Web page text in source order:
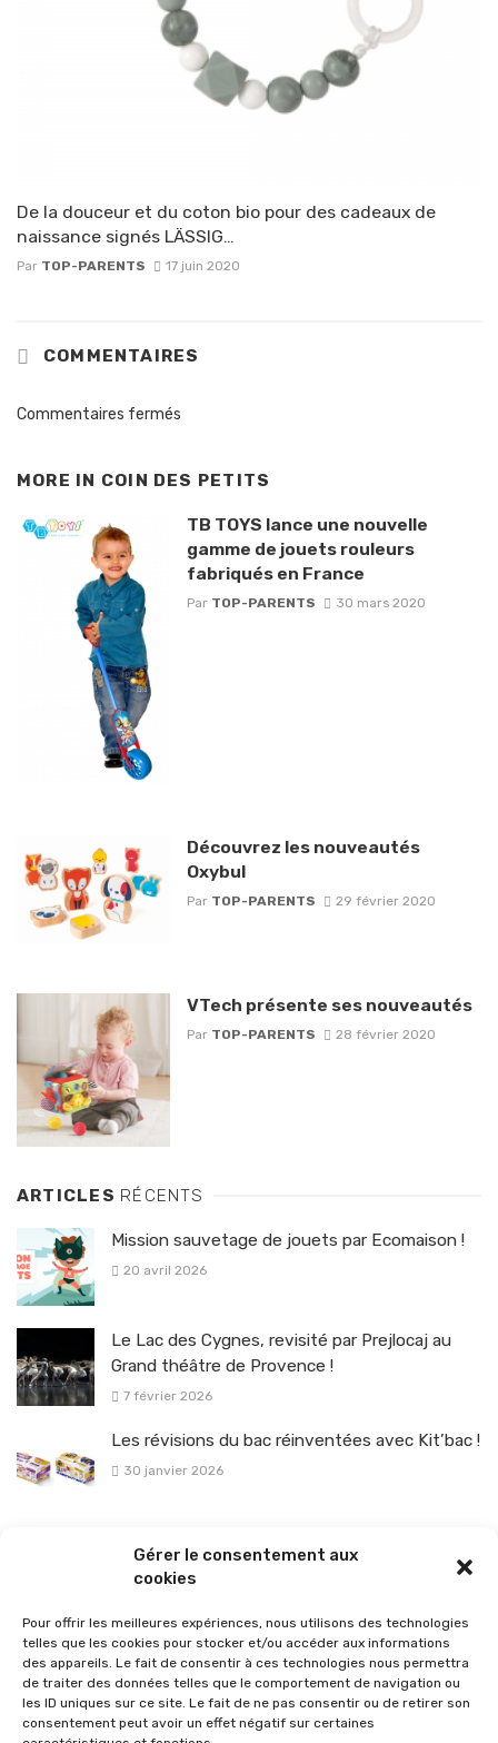
Gérer le consentement aux
cookies
Pour offrir les meilleures expériences, nous utilisons des technologies
telles que les cookies pour stocker et/ou accéder aux informations
des appareils. Le fait de consentir à ces technologies nous permettra
de traiter des données telles que le comportement de navigation ou
les ID uniques sur ce site. Le fait de ne pas consentir ou de retirer son
consentement peut avoir un effet négatif sur certaines
De la douceur et du coton bio pour des cadeaux de
naissance signés LÄSSIG…
Par TOP-PARENTS 17 juin 2020
COMMENTAIRES
Commentaires fermés
MORE IN COIN DES PETITS
TB TOYS lance une nouvelle
gamme de jouets rouleurs
fabriqués en France
Par TOP-PARENTS 30 mars 2020
Découvrez les nouveautés
Oxybul
Par TOP-PARENTS 29 février 2020
VTech présente ses nouveautés
Par TOP-PARENTS 28 février 2020
ARTICLES RÉCENTS
Mission sauvetage de jouets par Ecomaison !
20 avril 2026
Le Lac des Cygnes, revisité par Prejlocaj au
Grand théâtre de Provence !
7 février 2026
Les révisions du bac réinventées avec Kit’bac !
30 janvier 2026